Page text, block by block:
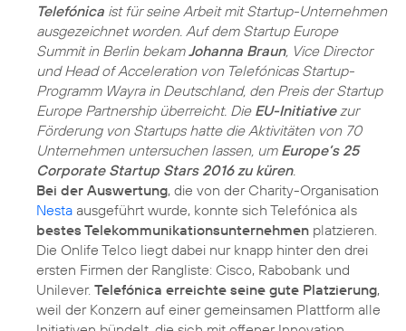
Telefónica ist für seine Arbeit mit Startup-Unternehmen
ausgezeichnet worden. Auf dem Startup Europe
Summit in Berlin bekamJohanna Braun, Vice Director
und Head of Acceleration von Telefónicas Startup-
Programm Wayra in Deutschland, den Preis der Startup
Europe Partnership überreicht. Die EU-Initiativezur
Förderung von Startups hatte die Aktivitäten von 70
Unternehmen untersuchen lassen, um Europe’s 25
Corporate Startup Stars 2016 zu küren.
Bei der Auswertung, die von der Charity-Organisation
Nesta ausgeführt wurde, konnte sich Telefónica als
bestes Telekommunikationsunternehmen platzieren.
Die Onlife Telco liegt dabei nur knapp hinter den drei
ersten Firmen der Rangliste: Cisco, Rabobank und
Unilever. Telefónica erreichte seine gute Platzierung,
weil der Konzern auf einer gemeinsamen Plattform alle